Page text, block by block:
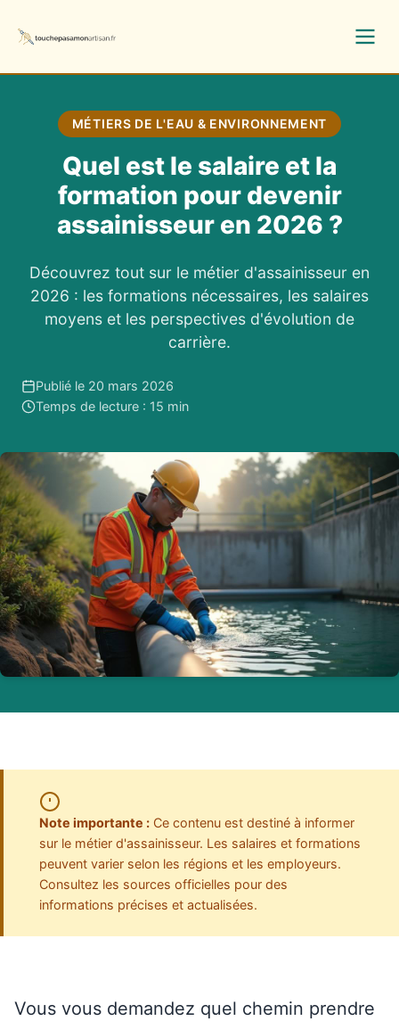
MÉTIERS DE L'EAU & ENVIRONNEMENT
Quel est le salaire et la
formation pour devenir
assainisseur en 2026 ?
Découvrez tout sur le métier d'assainisseur en
2026 : les formations nécessaires, les salaires
moyens et les perspectives d'évolution de
carrière.
Publié le 20 mars 2026
Temps de lecture : 15 min
Note importante : Ce contenu est destiné à informer
sur le métier d'assainisseur. Les salaires et formations
peuvent varier selon les régions et les employeurs.
Consultez les sources officielles pour des
informations précises et actualisées.
Vous vous demandez quel chemin prendre